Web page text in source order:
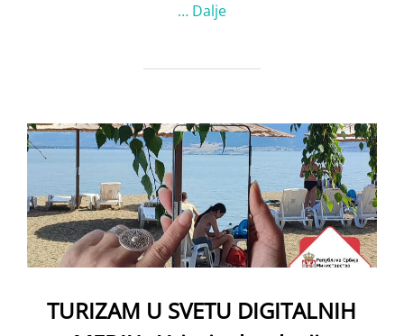
… Dalje
TURIZAM U SVETU DIGITALNIH